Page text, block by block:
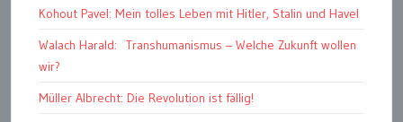
Kohout Pavel: Mein tolles Leben mit Hitler, Stalin und Havel
Walach Harald: Transhumanismus – Welche Zukunft wollen
wir?
Müller Albrecht: Die Revolution ist fällig!